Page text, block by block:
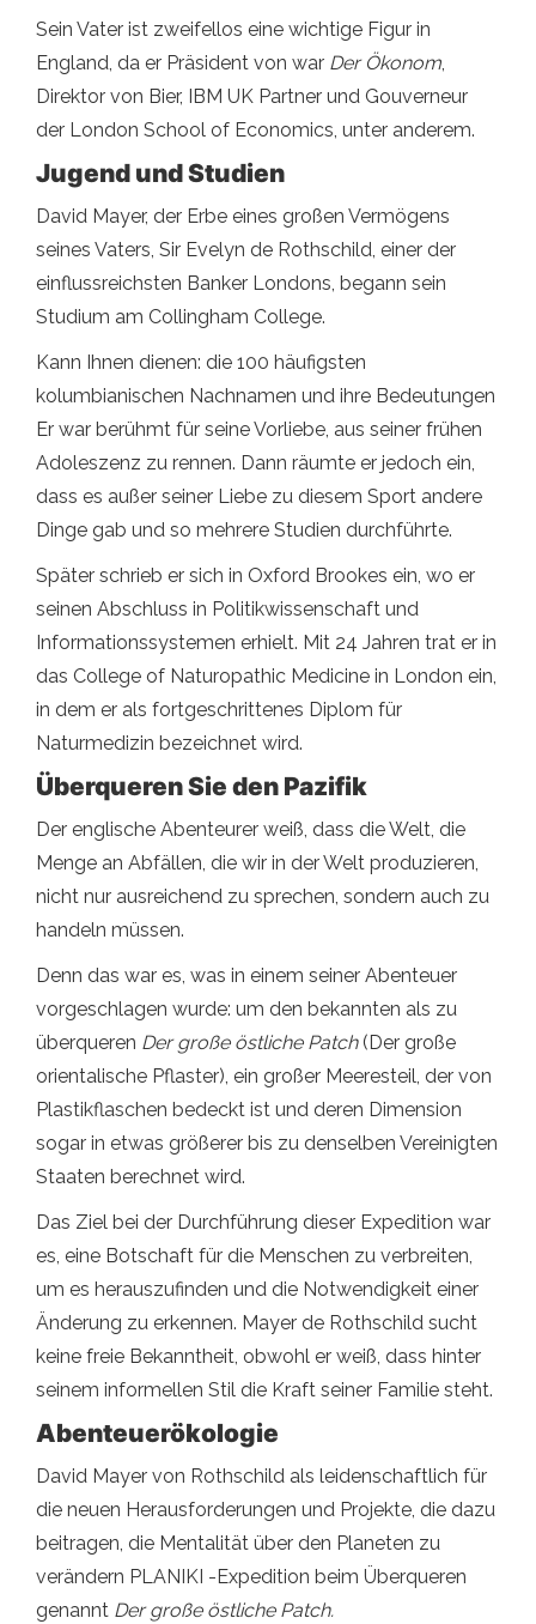
Sein Vater ist zweifellos eine wichtige Figur in
England, da er Präsident von war Der Ökonom,
Direktor von Bier, IBM UK Partner und Gouverneur
der London School of Economics, unter anderem.
Jugend und Studien
David Mayer, der Erbe eines großen Vermögens
seines Vaters, Sir Evelyn de Rothschild, einer der
einflussreichsten Banker Londons, begann sein
Studium am Collingham College.
Kann Ihnen dienen: die 100 häufigsten
kolumbianischen Nachnamen und ihre Bedeutungen
Er war berühmt für seine Vorliebe, aus seiner frühen
Adoleszenz zu rennen. Dann räumte er jedoch ein,
dass es außer seiner Liebe zu diesem Sport andere
Dinge gab und so mehrere Studien durchführte.
Später schrieb er sich in Oxford Brookes ein, wo er
seinen Abschluss in Politikwissenschaft und
Informationssystemen erhielt. Mit 24 Jahren trat er in
das College of Naturopathic Medicine in London ein,
in dem er als fortgeschrittenes Diplom für
Naturmedizin bezeichnet wird.
Überqueren Sie den Pazifik
Der englische Abenteurer weiß, dass die Welt, die
Menge an Abfällen, die wir in der Welt produzieren,
nicht nur ausreichend zu sprechen, sondern auch zu
handeln müssen.
Denn das war es, was in einem seiner Abenteuer
vorgeschlagen wurde: um den bekannten als zu
überqueren Der große östliche Patch(Der große
orientalische Pflaster), ein großer Meeresteil, der von
Plastikflaschen bedeckt ist und deren Dimension
sogar in etwas größerer bis zu denselben Vereinigten
Staaten berechnet wird.
Das Ziel bei der Durchführung dieser Expedition war
es, eine Botschaft für die Menschen zu verbreiten,
um es herauszufinden und die Notwendigkeit einer
Änderung zu erkennen. Mayer de Rothschild sucht
keine freie Bekanntheit, obwohl er weiß, dass hinter
seinem informellen Stil die Kraft seiner Familie steht.
Abenteuerökologie
David Mayer von Rothschild als leidenschaftlich für
die neuen Herausforderungen und Projekte, die dazu
beitragen, die Mentalität über den Planeten zu
verändern PLANIKI -Expedition beim Überqueren
genannt Der große östliche Patch.